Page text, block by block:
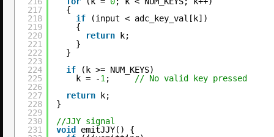
217
218
219
220
221
222
223
224
225
226
227
228
229
230
231
{
if
(input < adc_key_val[k])
{
return
k;
}
}
if
(k >= NUM_KEYS)
k = -1 ;
// No valid key pressed
return
k;
}
//JJY signal
void
emitJJY() {